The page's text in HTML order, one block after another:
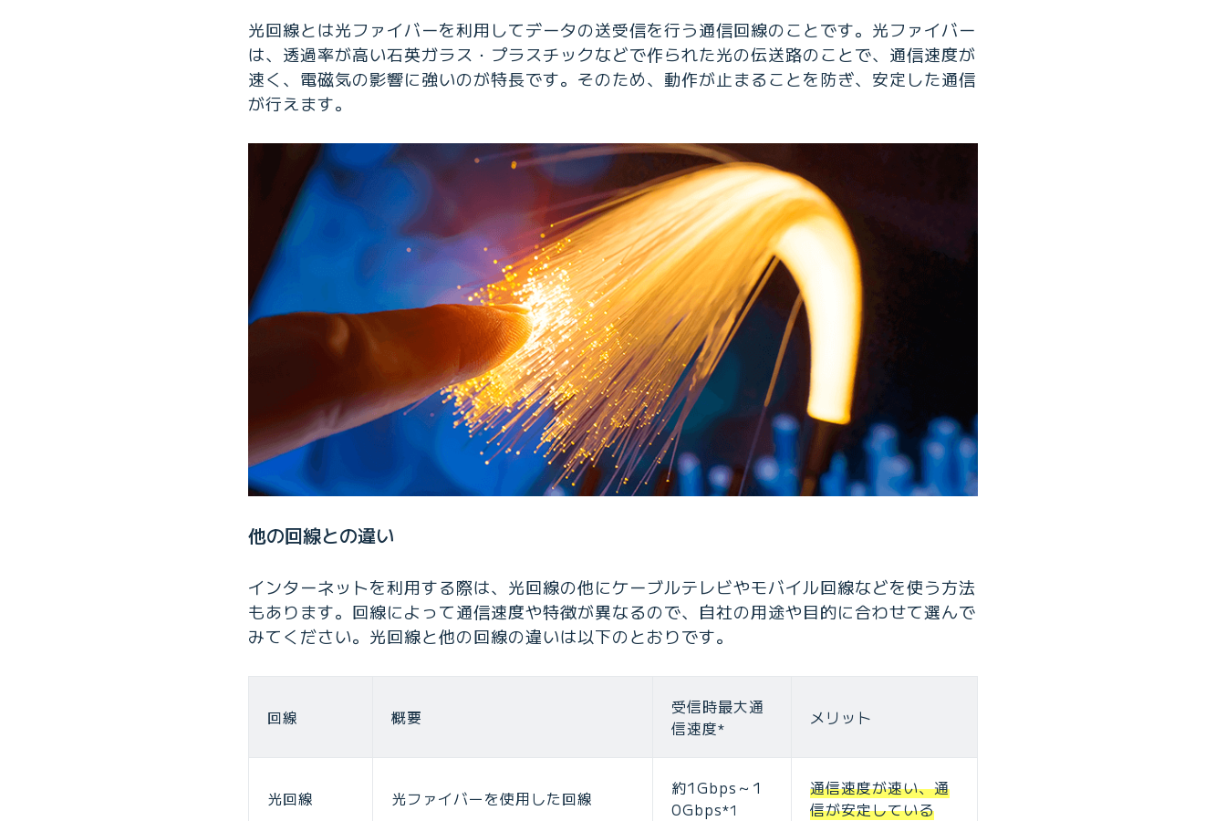
光回線とは光ファイバーを利用してデータの送受信を行う通信回線のことです。光ファイバー
は、透過率が高い石英ガラス・プラスチックなどで作られた光の伝送路のことで、通信速度が
速く、電磁気の影響に強いのが特長です。そのため、動作が止まることを防ぎ、安定した通信
が行えます。
他の回線との違い
インターネットを利用する際は、光回線の他にケーブルテレビやモバイル回線などを使う方法
もあります。回線によって通信速度や特徴が異なるので、自社の用途や目的に合わせて選んで
みてください。光回線と他の回線の違いは以下のとおりです。
回線 概要
受信時最大通
信速度*
メリット
光回線 光ファイバーを使用した回線
約1Gbps～1
0Gbps*1
通信速度が速い、通
信が安定している